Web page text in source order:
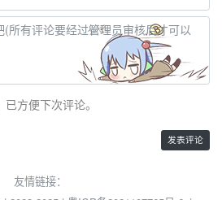
方便下次评论。
友情链接：